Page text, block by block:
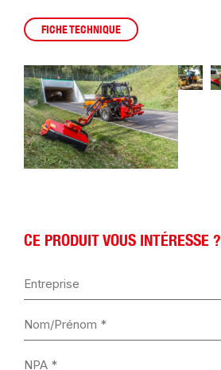
FICHE TECHNIQUE
CE PRODUIT VOUS INTÉRESSE ?